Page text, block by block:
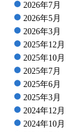
2026年7月
2026年5月
2026年3月
2025年12月
2025年10月
2025年7月
2025年6月
2025年3月
2024年12月
2024年10月